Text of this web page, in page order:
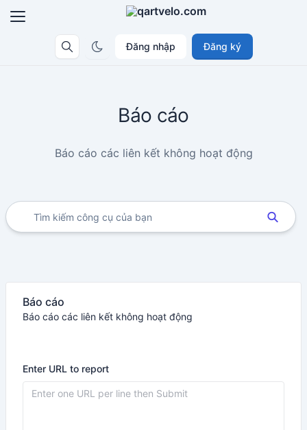
Đăng nhập Đăng ký
Báo cáo
Báo cáo các liên kết không hoạt động
Báo cáo
Báo cáo các liên kết không hoạt động
Enter URL to report